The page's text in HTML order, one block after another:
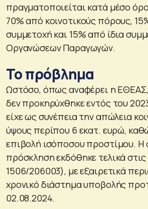
πραγματοποιείται κατά μέσο
70% από κοινοτικούς πόρους,
συμμετοχή και 15% από ίδια
Οργανώσεων Παραγωγών.
Το πρόβλημα
Ωστόσο, όπως αναφέρει η
δεν προκηρύχθηκε εντός του
είχε ως συνέπεια την απώλεια
ύψους περίπου 6 εκατ. ευρώ,
επιβολή ισόποσου προστίμου. Η
πρόσκληση εκδόθηκε τελικά
1506/206003), με εξαιρετικά
χρονικό διάστημα υποβολής
02.08.2024.